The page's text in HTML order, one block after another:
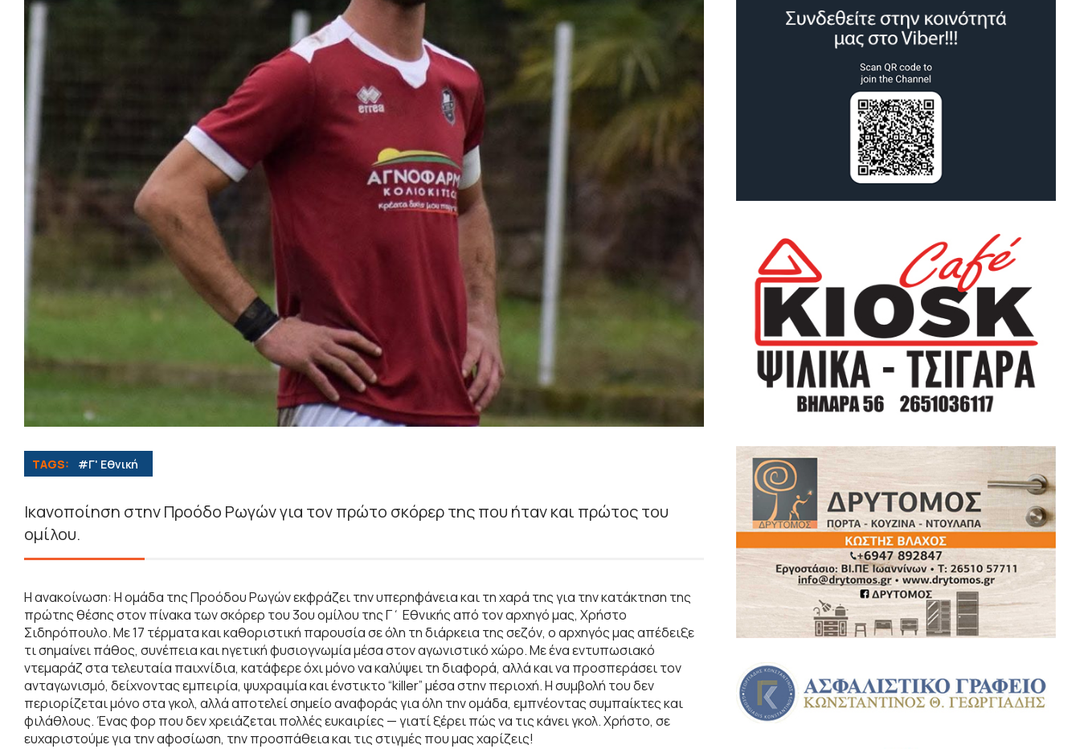
TAGS: #Γ' Εθνική
Ικανοποίηση στην Προόδο Ρωγών για τον πρώτο σκόρερ της που ήταν και πρώτος του
ομίλου.
Η ανακοίνωση: Η ομάδα της Προόδου Ρωγών εκφράζει την υπερηφάνεια και τη χαρά της για την κατάκτηση της
πρώτης θέσης στον πίνακα των σκόρερ του 3ου ομίλου της Γ΄ Εθνικής από τον αρχηγό μας, Χρήστο
Σιδηρόπουλο. Με 17 τέρματα και καθοριστική παρουσία σε όλη τη διάρκεια της σεζόν, ο αρχηγός μας απέδειξε
τι σημαίνει πάθος, συνέπεια και ηγετική φυσιογνωμία μέσα στον αγωνιστικό χώρο. Με ένα εντυπωσιακό
ντεμαράζ στα τελευταία παιχνίδια, κατάφερε όχι μόνο να καλύψει τη διαφορά, αλλά και να προσπεράσει τον
ανταγωνισμό, δείχνοντας εμπειρία, ψυχραιμία και ένστικτο “killer” μέσα στην περιοχή. Η συμβολή του δεν
περιορίζεται μόνο στα γκολ, αλλά αποτελεί σημείο αναφοράς για όλη την ομάδα, εμπνέοντας συμπαίκτες και
φιλάθλους. Ένας φορ που δεν χρειάζεται πολλές ευκαιρίες — γιατί ξέρει πώς να τις κάνει γκολ. Χρήστο, σε
ευχαριστούμε για την αφοσίωση, την προσπάθεια και τις στιγμές που μας χαρίζεις!